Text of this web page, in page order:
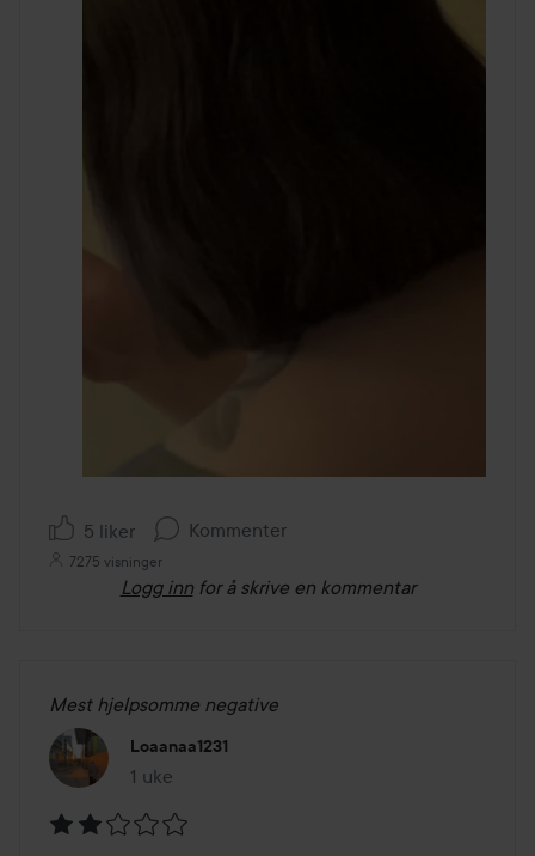
5 liker Kommenter
7275 visninger
Logg inn for å skrive en kommentar
Mest hjelpsomme negative
Loaanaa1231
1 uke
Innlegget ble opprettet 1 uke